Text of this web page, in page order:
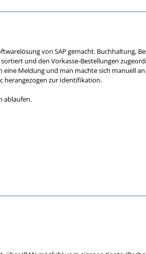
von SAP gemacht. Buchhaltung,
und den Vorkasse-Bestellungen
Meldung und man machte sich manuell
herangezogen zur Identifikation.
ablaufen.